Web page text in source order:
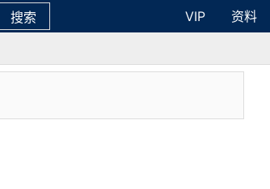
搜索 VIP
资料